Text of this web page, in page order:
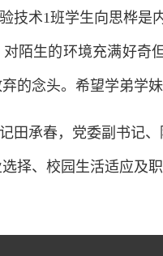
技术1班学生向思桦
对陌生的环境充满好
的念头。希望学弟学
田承春，党委副书记
择、校园生活适应及